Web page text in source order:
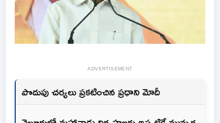
ADVERTISEMENT
పొదుపు చర్యలు ప్రకటించిన ప్రధాని మోదీ